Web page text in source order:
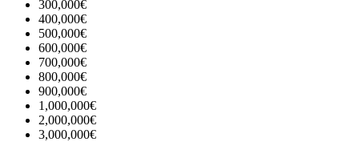
300,000€
400,000€
500,000€
600,000€
700,000€
800,000€
900,000€
1,000,000€
2,000,000€
3,000,000€